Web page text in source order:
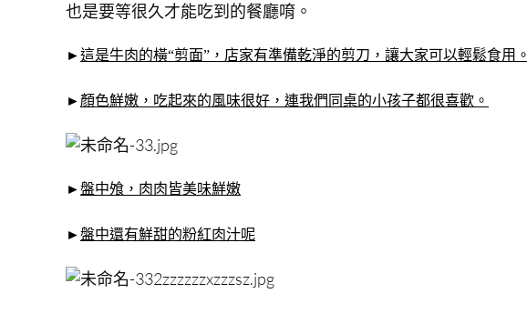
也是要等很久才能吃到的餐廳唷。
►這是牛肉的橫“剪面”，店家有準備乾淨的剪刀，讓大家可以輕鬆食用。
► 顏色鮮嫩，吃起來的風味很好，連我們同桌的小孩子都很喜歡。
►盤中飧，肉肉皆美味鮮嫩
►盤中還有鮮甜的粉紅肉汁呢